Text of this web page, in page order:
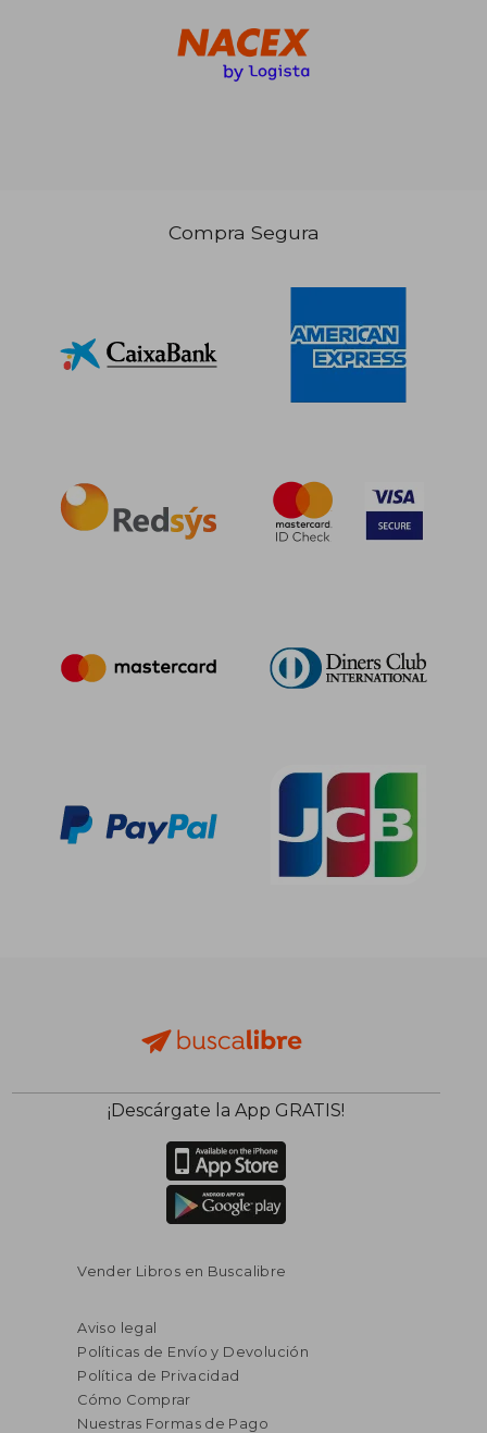
Compra Segura
¡Descárgate la App GRATIS!
Vender Libros en Buscalibre
Aviso legal
Políticas de Envío y Devolución
Política de Privacidad
Cómo Comprar
Nuestras Formas de Pago